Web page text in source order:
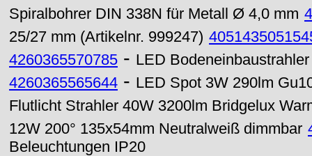
Spiralbohrer DIN 338N für Metall Ø 4,0 mm
25/27 mm (Artikelnr. 999247)
4260365570785 - LED
4260365565644 - LED Spot 3W 290lm
Flutlicht Strahler 40W 3200lm Bridgelux
12W 200° 135x54mm Neutralweiß dimmbar
Beleuchtungen IP20